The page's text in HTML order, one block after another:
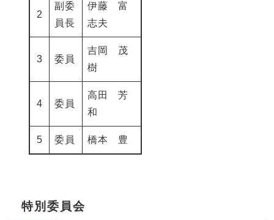
2
副委
員長
伊藤 富
志夫
3 委員
吉岡 茂
樹
4 委員
高田 芳
和
5 委員 橋本 豊
特別委員会